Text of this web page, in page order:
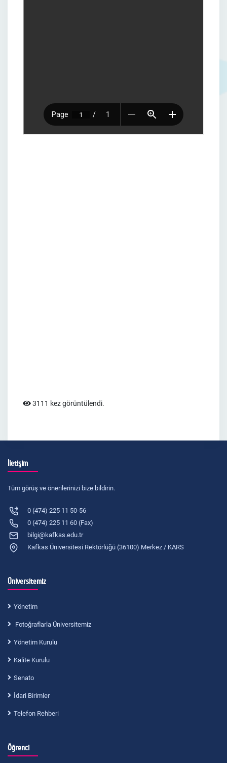
3111 kez görüntülendi.
İletişim
Tüm görüş ve önerilerinizi bize bildirin.
0 (474) 225 11 50-56
0 (474) 225 11 60 (Fax)
bilgi@kafkas.edu.tr
Kafkas Üniversitesi Rektörlüğü (36100) Merkez / KARS
Üniversitemiz
Yönetim
Fotoğraflarla Üniversitemiz
Yönetim Kurulu
Kalite Kurulu
Senato
İdari Birimler
Telefon Rehberi
Öğrenci